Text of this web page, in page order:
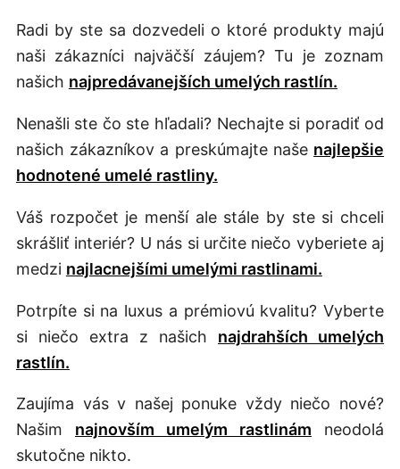
Radi by ste sa dozvedeli o ktoré produkty majú
naši zákazníci najväčší záujem? Tu je zoznam
našich najpredávanejších umelých rastlín.
Nenašli ste čo ste hľadali? Nechajte si poradiť od
našich zákazníkov a preskúmajte naše najlepšie
hodnotené umelé rastliny.
Váš rozpočet je menší ale stále by ste si chceli
skrášliť interiér? U nás si určite niečo vyberiete aj
medzi najlacnejšími umelými rastlinami.
Potrpíte si na luxus a prémiovú kvalitu? Vyberte
si niečo extra z našich najdrahších umelých
rastlín.
Zaujíma vás v našej ponuke vždy niečo nové?
Našim najnovším umelým rastlinám neodolá
skutočne nikto.